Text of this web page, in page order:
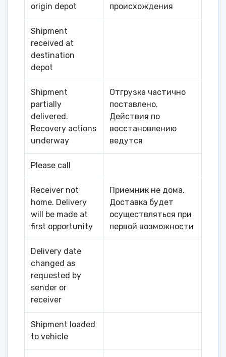
origin depot
происхождения
Shipment
received at
destination
depot
Shipment
partially
delivered.
Recovery actions
underway
Отгрузка частично
поставлено.
Действия по
восстановлению
ведутся
Please call
Receiver not
home. Delivery
will be made at
first opportunity
Приемник не дома.
Доставка будет
осуществляться при
первой возможности
Delivery date
changed as
requested by
sender or
receiver
Shipment loaded
to vehicle